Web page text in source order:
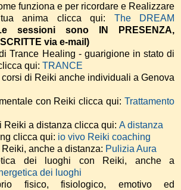
funziona e per ricordare e Realizzare
anima clicca qui: The DREAM
sessioni sono IN PRESENZA,
via e-mail)
Trance Healing - guarigione in stato di
qui: TRANCE
corsi di Reiki anche individuali a Genova
con Reiki clicca qui: Trattamento
Reiki a distanza clicca qui: A distanza
clicca qui: io vivo Reiki coaching
anche a distanza: Pulizia Aura
dei luoghi con Reiki, anche a
dei luoghi
fisico, fisiologico, emotivo ed